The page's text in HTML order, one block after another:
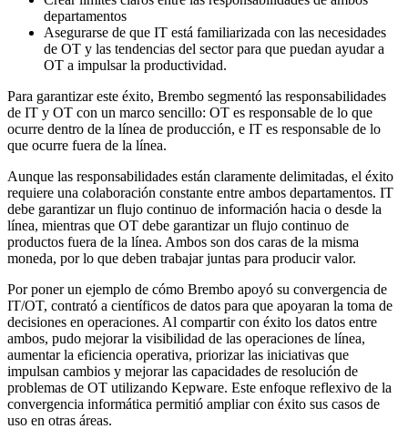
departamentos
Asegurarse de que IT está familiarizada con las necesidades
de OT y las tendencias del sector para que puedan ayudar a
OT a impulsar la productividad.
Para garantizar este éxito, Brembo segmentó las responsabilidades
de IT y OT con un marco sencillo: OT es responsable de lo que
ocurre dentro de la línea de producción, e IT es responsable de lo
que ocurre fuera de la línea.
Aunque las responsabilidades están claramente delimitadas, el éxito
requiere una colaboración constante entre ambos departamentos. IT
debe garantizar un flujo continuo de información hacia o desde la
línea, mientras que OT debe garantizar un flujo continuo de
productos fuera de la línea. Ambos son dos caras de la misma
moneda, por lo que deben trabajar juntas para producir valor.
Por poner un ejemplo de cómo Brembo apoyó su convergencia de
IT/OT, contrató a científicos de datos para que apoyaran la toma de
decisiones en operaciones. Al compartir con éxito los datos entre
ambos, pudo mejorar la visibilidad de las operaciones de línea,
aumentar la eficiencia operativa, priorizar las iniciativas que
impulsan cambios y mejorar las capacidades de resolución de
problemas de OT utilizando Kepware. Este enfoque reflexivo de la
convergencia informática permitió ampliar con éxito sus casos de
uso en otras áreas.